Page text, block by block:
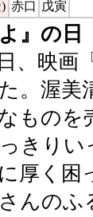
赤口 戊寅
』の日
、映画
。渥美
もの
きり
厚く困
んのふ